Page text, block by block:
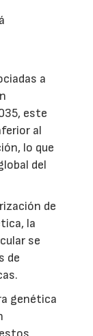
a
este
al
lo que
del
de
la
se
de
genética